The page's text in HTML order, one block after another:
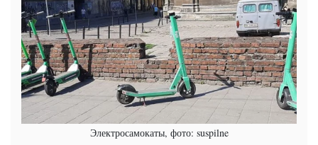
Электросамокаты, фото: suspilne